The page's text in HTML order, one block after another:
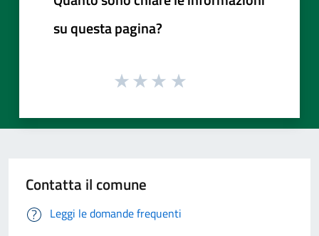
su questa pagina?
Contatta il comune
Leggi le domande frequenti